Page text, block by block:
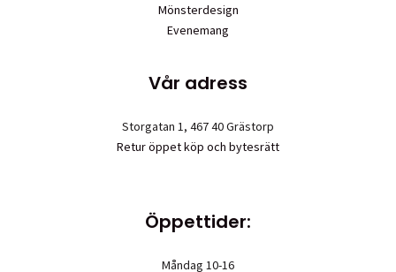
Mönsterdesign
Evenemang
Vår adress
Storgatan 1, 467 40 Grästorp
Retur öppet köp och bytesrätt
Öppettider:
Måndag 10-16